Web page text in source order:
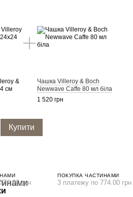
&
см
Чашка Villeroy & Boch
Newwave Caffe 80 мл біла
1 520 грн
Купити
грн
ПОКУПКА ЧАСТИНАМИ
3 платежу по 774.00 грн